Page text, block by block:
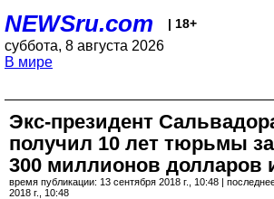
NEWSru.com | 18+
суббота, 8 августа 2026
В мире
Экс-президент
получил 10 лет тюрьмы за
300 миллионов долларов
время публикации: 13 сентября 2018 г., 10:48 |
2018 г., 10:48